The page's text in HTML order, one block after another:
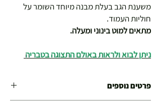
משענת הגב בעלת מבנה מיוחד השומר על
חוליות העמוד.
מתאים למוט בינוני ומעלה.
ניתן לבוא ולראות באולם התצוגה בטבריה
פרטים נוספים